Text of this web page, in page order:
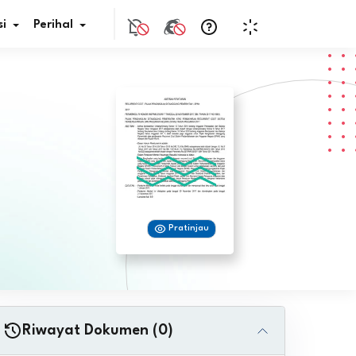
JDIH
Perihal
Pratinjau
Riwayat Dokumen (0)